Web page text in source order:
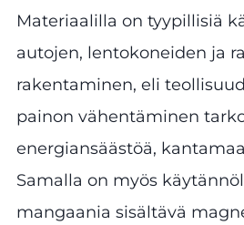
Materiaalilla on tyypillisiä
autojen, lentokoneiden ja
rakentaminen, eli
painon vähentäminen
energiansäästöä,
Samalla on myös
mangaania sisältävä